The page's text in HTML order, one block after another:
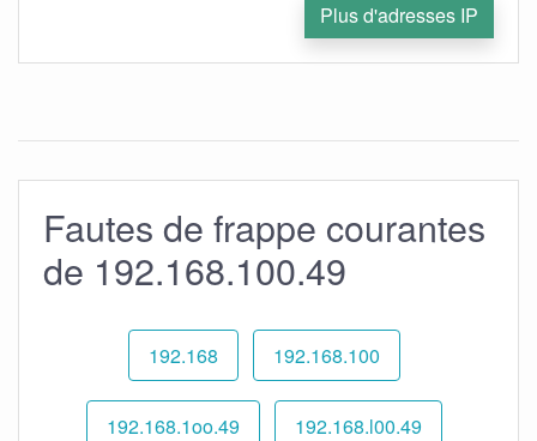
Plus d'adresses IP
Fautes de frappe courantes
de 192.168.100.49
192.168 192.168.100
192.168.1oo.49 192.168.l00.49